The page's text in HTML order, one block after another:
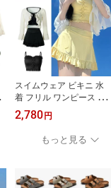
竜 仮装 個性 コスチュー
ム パーティ ギフト
スイムウェア ビキニ 水
着 フリル ワンピース レ
ディース ラッシュガード
ビーチウェア オフショル
ダー 黒 スイミング セパ
レート 体型カバー スカ
ーチ プール 水着 海水浴
2,780 円
もっと見る